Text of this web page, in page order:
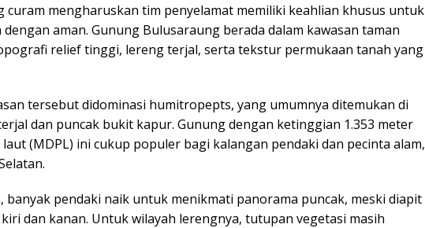
curam mengharuskan tim penyelamat memiliki keahlian khusus untuk
aman. Gunung Bulusaraung berada dalam kawasan taman
relief tinggi, lereng terjal, serta tekstur permukaan tanah yang
tersebut didominasi humitropepts, yang umumnya ditemukan di
dan puncak bukit kapur. Gunung dengan ketinggian 1.353 meter
(MDPL) ini cukup populer bagi kalangan pendaki dan pecinta alam,
banyak pendaki naik untuk menikmati panorama puncak, meski diapit
dan kanan. Untuk wilayah lerengnya, tutupan vegetasi masih